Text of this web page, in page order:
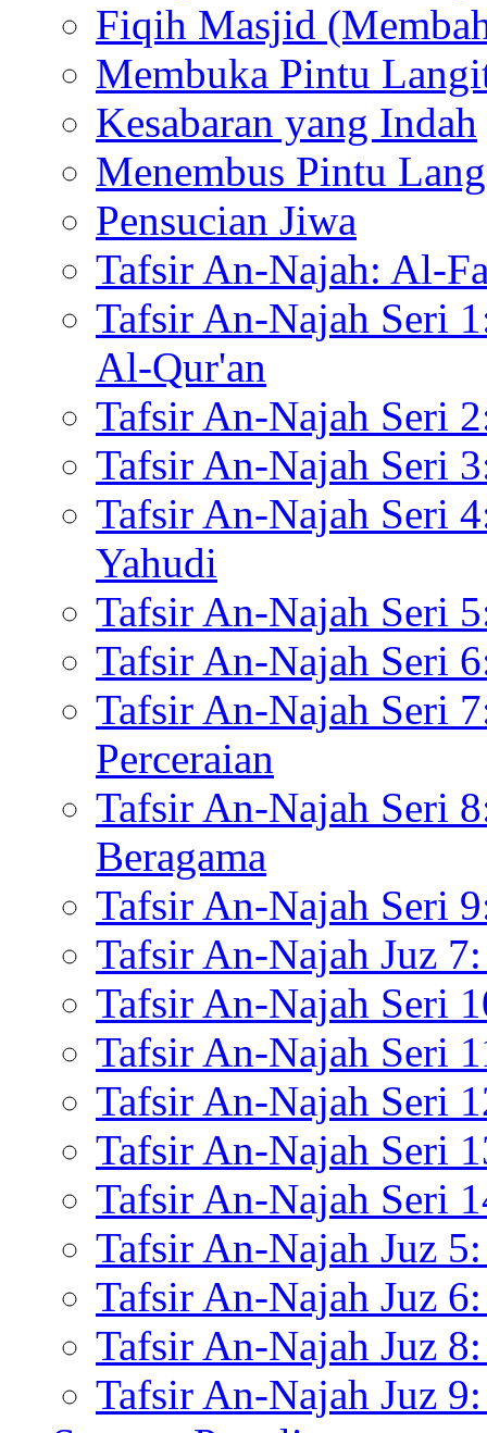
Fiqih Masjid
Membuka Pintu
Kesabaran yang Indah
Menembus Pintu
Pensucian Jiwa
Tafsir An-Najah: Al-
Tafsir An-Najah Seri
Al-Qur'an
Tafsir An-Najah Seri
Tafsir An-Najah Seri
Tafsir An-Najah Seri
Yahudi
Tafsir An-Najah Seri
Tafsir An-Najah Seri
Tafsir An-Najah Seri
Perceraian
Tafsir An-Najah Seri
Beragama
Tafsir An-Najah Seri
Tafsir An-Najah Juz
Tafsir An-Najah Seri
Tafsir An-Najah Seri
Tafsir An-Najah Seri
Tafsir An-Najah Seri
Tafsir An-Najah Seri
Tafsir An-Najah Juz
Tafsir An-Najah Juz
Tafsir An-Najah Juz
Tafsir An-Najah Juz